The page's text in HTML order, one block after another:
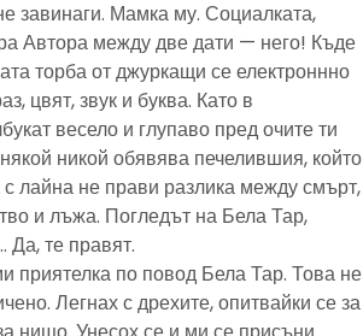
завинаги. Мамка му. Социалката,
Автора между две дати — него! Къде
торба от джуркащи се електроннно
цвят, звук и буква. Като в
весело и глупаво пред очите ти
никой обявява печелившия, който
с лайна не прави разлика между смърт,
и лъжа. Погледът на Бела Тар,
Да, те правят.
приятелка по повод Бела Тар. Това не
Легнах с дрехите, опитвайки се за